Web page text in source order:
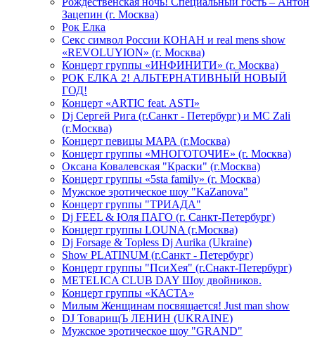
Зацепин (г. Москва)
Рок Елка
Секс символ России КОНАН и real mens show
«REVOLUYION» (г. Москва)
Концерт группы «ИНФИНИТИ» (г. Москва)
РОК ЕЛКА 2! АЛЬТЕРНАТИВНЫЙ НОВЫЙ
ГОД!
Концерт «ARTIC feat. ASTI»
Dj Сергей Рига (г.Санкт - Петербург) и MC Zali
(г.Москва)
Концерт певицы МАРА (г.Москва)
Концерт группы «МНОГОТОЧИЕ» (г. Москва)
Оксана Ковалевская "Краски" (г.Москва)
Концерт группы «5sta family» (г. Москва)
Мужское эротическое шоу "KaZanova"
Концерт группы "ТРИАДА"
Dj FEEL & Юля ПАГО (г. Санкт-Петербург)
Концерт группы LOUNA (г.Москва)
Dj Forsage & Topless Dj Aurika (Ukraine)
Show PLATINUM (г.Санкт - Петербург)
Концерт группы "ПсиХея" (г.Снакт-Петербург)
METELICA CLUB DAY Шоу двойников.
Концерт группы «КАСТА»
Милым Женщинам посвящается! Just man show
DJ ТоварищЪ ЛЕНИН (UKRAINE)
Мужское эротическое шоу "GRAND"